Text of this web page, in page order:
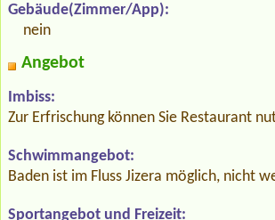
Gebäude(Zimmer/App):
nein
Angebot
Imbiss:
Zur Erfrischung können Sie Restaurant
Schwimmangebot:
Baden ist im Fluss Jizera möglich, nicht
Sportangebot und Freizeit: